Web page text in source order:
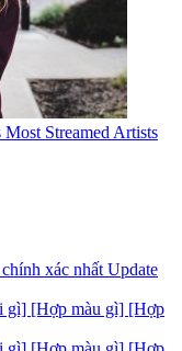
Streamed Artists
xác nhất Update
gì] [Hợp màu gì] [Hợp